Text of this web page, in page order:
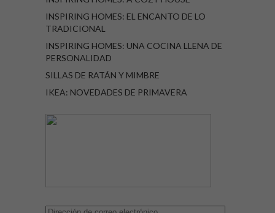
INSPIRING HOMES: EL ENCANTO DE LO
TRADICIONAL
INSPIRING HOMES: UNA COCINA LLENA DE
PERSONALIDAD
SILLAS DE RATÁN Y MIMBRE
IKEA: NOVEDADES DE PRIMAVERA
Dirección